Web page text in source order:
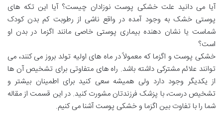
آیا می دانید علت خشکی پوست نوزادان چیست؟ آیا این تکه های
پوستی خشک به وجود آمده در واقع ناشی از رطوبت کم بدن کودک
شماست یا نشان دهنده بیماری پوستی خاصی مانند اگزما در بدن او
است؟
خشکی پوست و اگزماکه معمولاً در ماه های اولیه تولد بروز می کنند، می
توانند علائم مشترکی داشته باشد. راه های متفاوتی برای تشخیص آن ها
از یکدیگر وجود دارد ولی همیشه سعی کنید برای اطمینان بیشتر و
تشخیص درست، با پزشک فرزندتان مشورت کنید. در این قسمت از مقاله
شما را با تفاوت بین اگزما و خشکی پوست آشنا می کنیم.